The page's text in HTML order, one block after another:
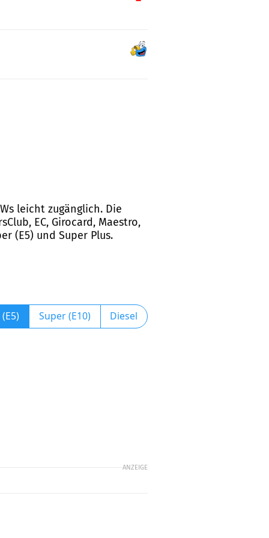
leicht zugänglich. Die
EC, Girocard, Maestro,
(E5) und Super Plus.
Super (E10) Diesel
ANZEIGE